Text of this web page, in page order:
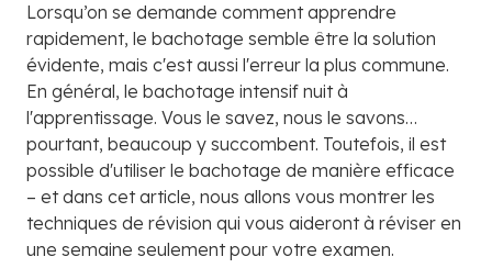
Lorsqu’on se demande comment apprendre
rapidement, le bachotage semble être la solution
évidente, mais c'est aussi l'erreur la plus commune.
En général, le bachotage intensif nuit à
l'apprentissage. Vous le savez, nous le savons…
pourtant, beaucoup y succombent. Toutefois, il est
possible d'utiliser le bachotage de manière efficace
– et dans cet article, nous allons vous montrer les
techniques de révision qui vous aideront à réviser en
une semaine seulement pour votre examen.